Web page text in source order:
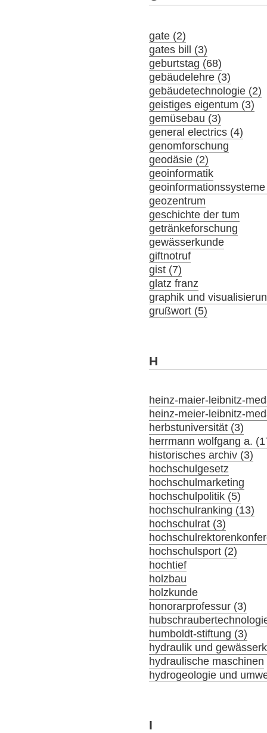
gate (2)
gates bill (3)
geburtstag (68)
gebäudelehre (3)
gebäudetechnologie (2)
geistiges eigentum (3)
gemüsebau (3)
general electrics (4)
genomforschung
geodäsie (2)
geoinformatik
geozentrum
geschichte der tum
getränkeforschung
gewässerkunde
giftnotruf
gist (7)
glatz franz
graphik und
grußwort (5)
H
heinz-maier-leibnitz-
heinz-meier-leibnitz-
herbstuniversität (3)
herrmann wolfgang a.
historisches archiv (3)
hochschulgesetz
hochschulmarketing
hochschulpolitik (5)
hochschulranking (13)
hochschulrat (3)
hochschulsport (2)
hochtief
holzbau
holzkunde
honorarprofessur (3)
humboldt-stiftung (3)
hydraulik und
hydraulische maschinen
hydrogeologie und
I